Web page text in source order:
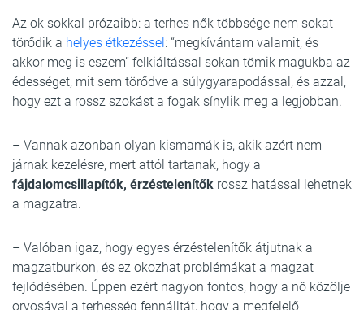
Az ok sokkal prózaibb: a terhes nők többsége nem sokat
törődik a helyes étkezéssel: “megkívántam valamit, és
akkor meg is eszem” felkiáltással sokan tömik magukba az
édességet, mit sem törődve a súlygyarapodással, és azzal,
hogy ezt a rossz szokást a fogak sínylik meg a legjobban.
– Vannak azonban olyan kismamák is, akik azért nem
járnak kezelésre, mert attól tartanak, hogy a
fájdalomcsillapítók, érzéstelenítők rossz hatással lehetnek
a magzatra.
– Valóban igaz, hogy egyes érzéstelenítők átjutnak a
magzatburkon, és ez okozhat problémákat a magzat
fejlődésében. Éppen ezért nagyon fontos, hogy a nő közölje
orvosával a terhesség fennálltát, hogy a megfelelő